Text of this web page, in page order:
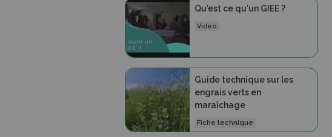
Qu'est ce qu'un GIEE ?
Vidéo
Guide technique sur les
engrais verts en
maraîchage
Fiche technique